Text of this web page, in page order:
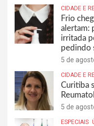
CIDADE E
Frio
alertam:
irritada
pedindo
5 de
CIDADE E
Curitiba
5 de
ESPECIAIS